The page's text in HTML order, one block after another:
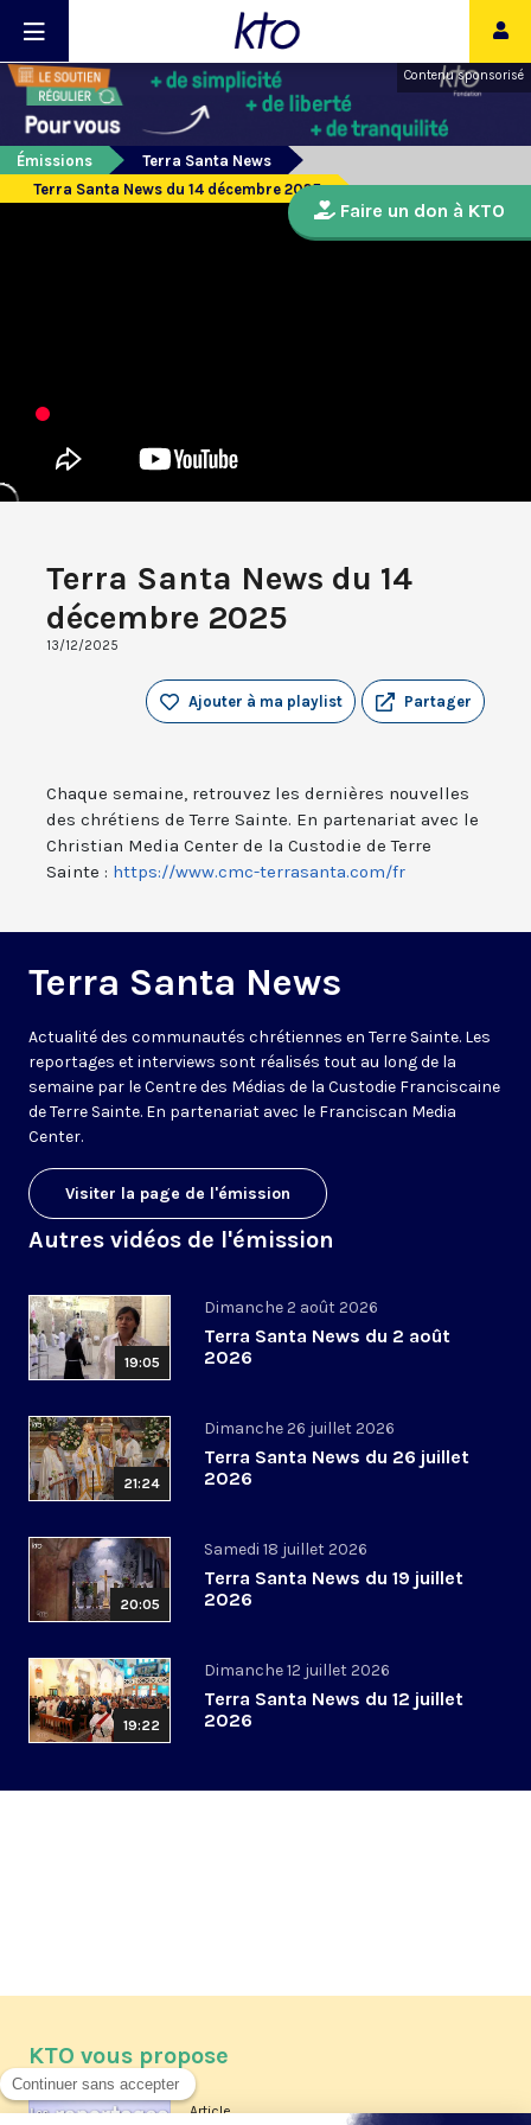
Contenu sponsorisé
Émissions
Terra Santa News
Terra Santa News du 14 décembre 2025
Terra Santa News du 14
décembre 2025
13/12/2025
Partager
Ajouter à ma playlist
Chaque semaine, retrouvez les dernières nouvelles
des chrétiens de Terre Sainte. En partenariat avec le
Christian Media Center de la Custodie de Terre
Sainte : https://www.cmc-terrasanta.com/fr
Terra Santa News
Actualité des communautés chrétiennes en Terre Sainte. Les
reportages et interviews sont réalisés tout au long de la
semaine par le Centre des Médias de la Custodie Franciscaine
de Terre Sainte. En partenariat avec le Franciscan Media
Center.
Visiter la page de l'émission
Autres vidéos de l'émission
19:05
Dimanche 2 août 2026
Terra Santa News du 2 août
2026
21:24
Dimanche 26 juillet 2026
Terra Santa News du 26 juillet
2026
20:05
Samedi 18 juillet 2026
Terra Santa News du 19 juillet
2026
19:22
Dimanche 12 juillet 2026
Terra Santa News du 12 juillet
2026
Faire un don à KTO
KTO vous propose
Article